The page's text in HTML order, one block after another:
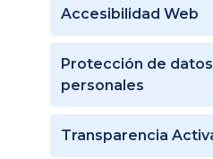
Accesibilidad Web
Protección de datos
personales
Transparencia